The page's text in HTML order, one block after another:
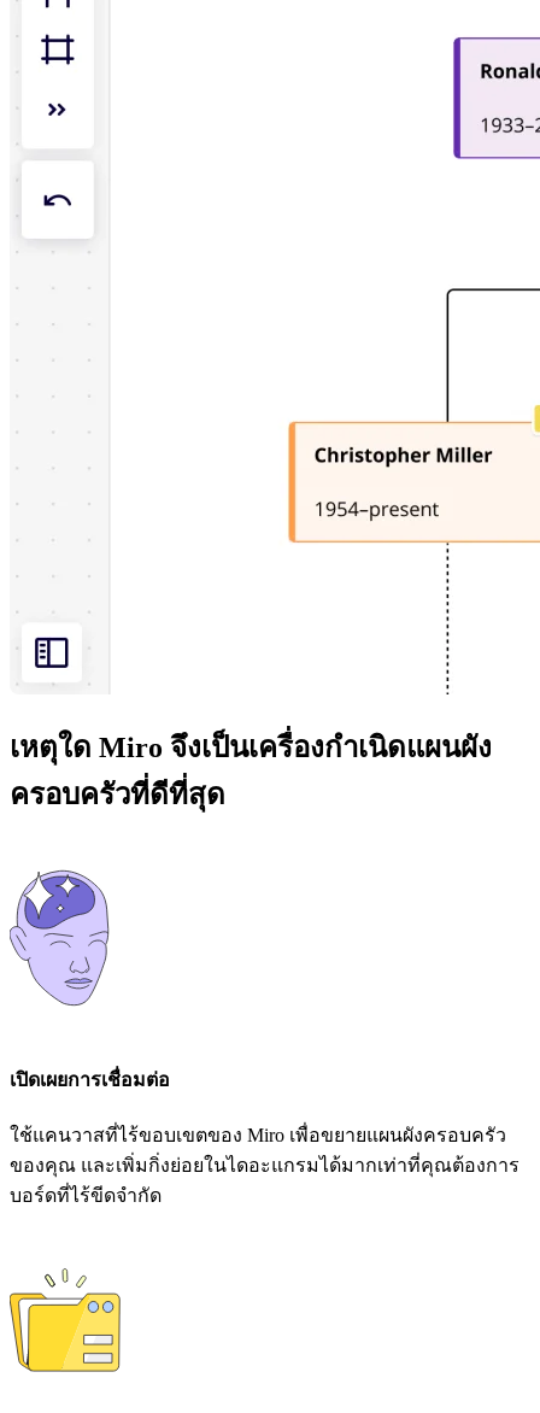
เหตุใด Miro จึงเป็นเครื่องกำเนิดแผนผัง
ครอบครัวที่ดีที่สุด
เปิดเผยการเชื่อมต่อ
ใช้แคนวาสที่ไร้ขอบเขตของ Miro เพื่อขยายแผนผังครอบครัว
ของคุณ และเพิ่มกิ่งย่อยในไดอะแกรมได้มากเท่าที่คุณต้องการ
บอร์ดที่ไร้ขีดจำกัด